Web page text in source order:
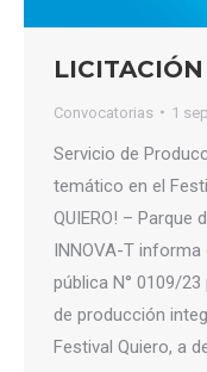
Convocatorias 1
Servicio de
temático en el
QUIERO! – Parque
INNOVA-T
pública N° 0109/
de producción
Festival Quiero, a